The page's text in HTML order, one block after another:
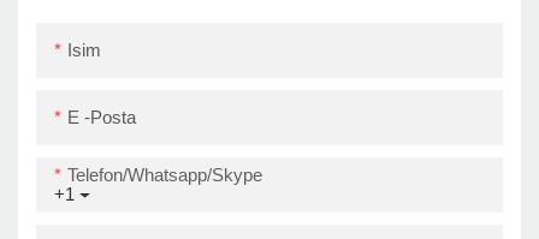
Isim
E -posta
+1
Telefon/Whatsapp/Skype